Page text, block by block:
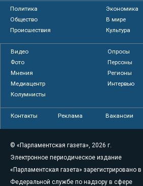
Политика
Экономика
Общество
В мире
Происшествия
Культура
Видео
Опросы
Фото
Персоны
Мнения
Регионы
Медиацентр
Интервью
Колумнисты
Контакты Реклама Вакансии
© «Парламентская газета», 2026 г.
Электронное периодическое издание
«Парламентская газета» зарегистрировано в
Федеральной службе по надзору в сфере